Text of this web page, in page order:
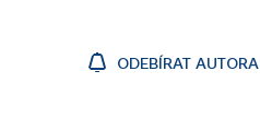
ODEBÍRAT AUTORA